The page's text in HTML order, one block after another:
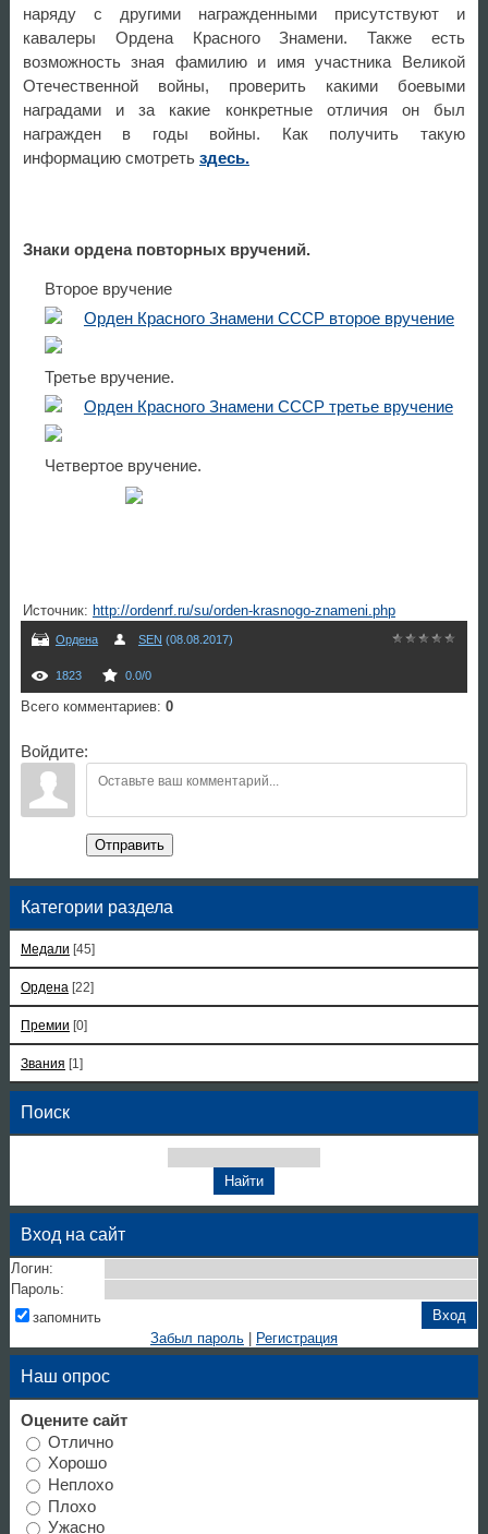
наряду с другими награжденными присутствуют и
кавалеры Ордена Красного Знамени. Также есть
возможность зная фамилию и имя участника Великой
Отечественной войны, проверить какими боевыми
наградами и за какие конкретные отличия он был
награжден в годы войны. Как получить такую
информацию смотреть здесь.
Знаки ордена повторных вручений.
Второе вручение
Третье вручение.
Четвертое вручение.
Источник: http://ordenrf.ru/su/orden-krasnogo-znameni.php
Ордена SEN (08.08.2017)
1823 0.0/0
Всего комментариев: 0
Войдите:
Отправить
Категории раздела
Медали [45]
Ордена [22]
Премии [0]
Звания [1]
Поиск
Вход на сайт
Логин:
Пароль:
запомнить
Забыл пароль| Регистрация
Наш опрос
Оцените сайт
Отлично
Хорошо
Неплохо
Плохо
Ужасно